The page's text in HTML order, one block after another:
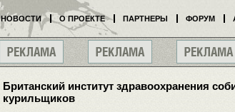
Британский институт здравоохранения
курильщиков
НОВОСТИ О ПРОЕКТЕ ПАРТНЕРЫ ФОРУМ